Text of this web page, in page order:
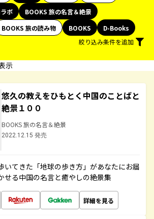
ボ
BOOKS 旅の名言＆絶景
BOOKS 旅の読み物 BOOKS
D-Books
絞り込み条件を追加
示
悠久の教えをひもとく中国のことばと
絶景１００
BOOKS 旅の名言＆絶景
2022.12.15 発売
いてきた「地球の歩き方」があなたにお届
せる中国の名言と癒やしの絶景集
詳細を見る